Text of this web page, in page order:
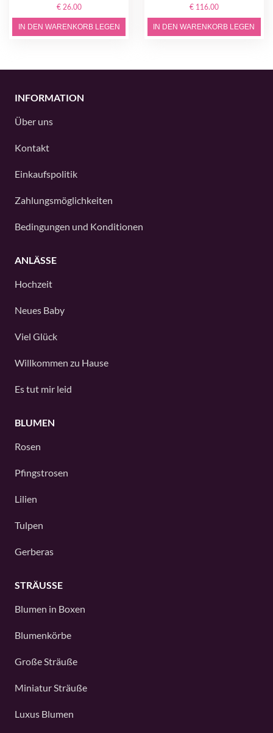
€ 26.00
IN DEN WARENKORB LEGEN
€ 116.00
IN DEN WARENKORB LEGEN
INFORMATION
Über uns
Kontakt
Einkaufspolitik
Zahlungsmöglichkeiten
Bedingungen und Konditionen
ANLÄSSE
Hochzeit
Neues Baby
Viel Glück
Willkommen zu Hause
Es tut mir leid
BLUMEN
Rosen
Pfingstrosen
Lilien
Tulpen
Gerberas
STRÄUSSE
Blumen in Boxen
Blumenkörbe
Große Sträuße
Miniatur Sträuße
Luxus Blumen